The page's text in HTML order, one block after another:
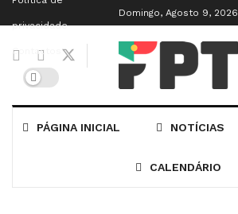
privacidade
Contactos
Domingo, Agosto 9, 2026
PÁGINA INICIAL NOTÍCIAS
CALENDÁRIO